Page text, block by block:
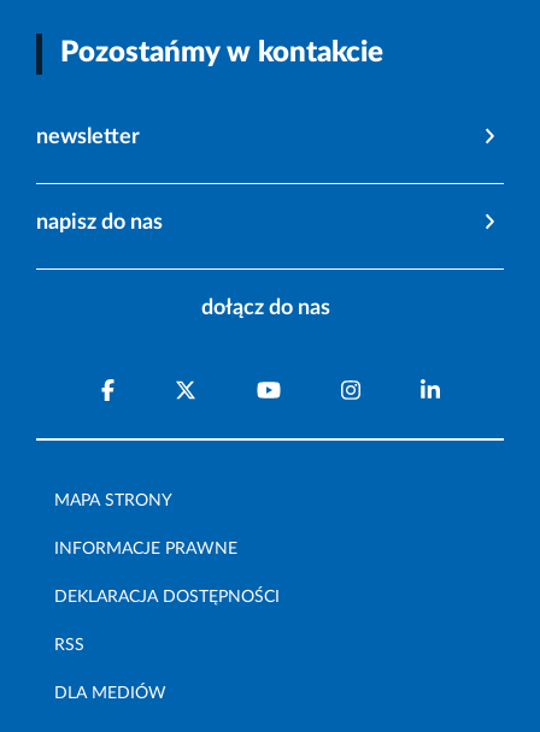
Pozostańmy w kontakcie
newsletter
napisz do nas
dołącz do nas
MAPA STRONY
INFORMACJE PRAWNE
DEKLARACJA DOSTĘPNOŚCI
RSS
DLA MEDIÓW